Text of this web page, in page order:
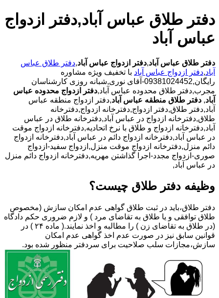
دفتر طلاق عباس آباد,دفتر ازدواج
عباس آباد
دفتر طلاق عباس آباد,دفتر ازدواج عباس آباد,دفتر طلاق عباس
آباد,دفتر ازدواج عباس آباد با تخفیف ویژه مشاوره
رایگان,09381024452-آقای نوری,شبانه روزی کارشناسان
مجرب,دفتر طلاق محدوده عباس آباد,دفتر ازدواج محدوده عباس
آباد, دفتر طلاق منطقه عباس آباد,دفتر ازدواج منطقه عباس
آباد,دفتر طلاق,دفتر ازدواج,دفترخانه ازدواج,دفترخانه
طلاق,دفترخانه ازدواج در عباس آباد,دفترخانه طلاق در عباس
آباد,دفترخانه ازدواج و طلاق با نرخ اتحادیه,دفترخانه ازدواج موقت
در عباس آباد,دفترخانه ازدواج دائم در عباس آباد,دفترخانه ازدواج
دائم منزل,دفترخانه ازدواج موقت منزل,ازدواج سفید-ازدواج
صوری-ازدواج مجدد-اجرا گذاشتن مهریه,دفترخانه ازدواج دائم منزل
در عباس آباد,
وظیفه دفتر طلاق چیست؟
دفتر طلاق،باید در ثبت طلاق گواهی عدم امکان سازش (مخصوص
طلاق توافقی و یا طلاق به تقاضای مرد ) و لازم ضروری حکم دادگاه
(در طلاق به تقاضای زن ) را مطالبه و اخذ نمایند.( ماده ۲۴ ) در
قوانین سابق نیز در صورت عدم اخذ گواهی عدم امکان
سازش،مجازات سلب صلاحیت برای سردفتر منظور شده بود.